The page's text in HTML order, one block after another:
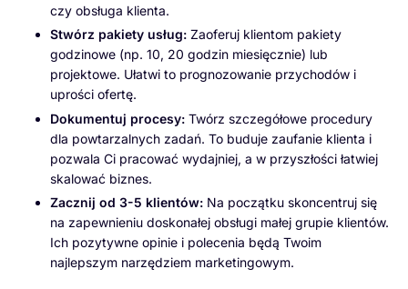
czy obsługa klienta.
Stwórz pakiety usług: Zaoferuj klientom pakiety
godzinowe (np. 10, 20 godzin miesięcznie) lub
projektowe. Ułatwi to prognozowanie przychodów i
uprości ofertę.
Dokumentuj procesy: Twórz szczegółowe procedury
dla powtarzalnych zadań. To buduje zaufanie klienta i
pozwala Ci pracować wydajniej, a w przyszłości łatwiej
skalować biznes.
Zacznij od 3-5 klientów: Na początku skoncentruj się
na zapewnieniu doskonałej obsługi małej grupie klientów.
Ich pozytywne opinie i polecenia będą Twoim
najlepszym narzędziem marketingowym.